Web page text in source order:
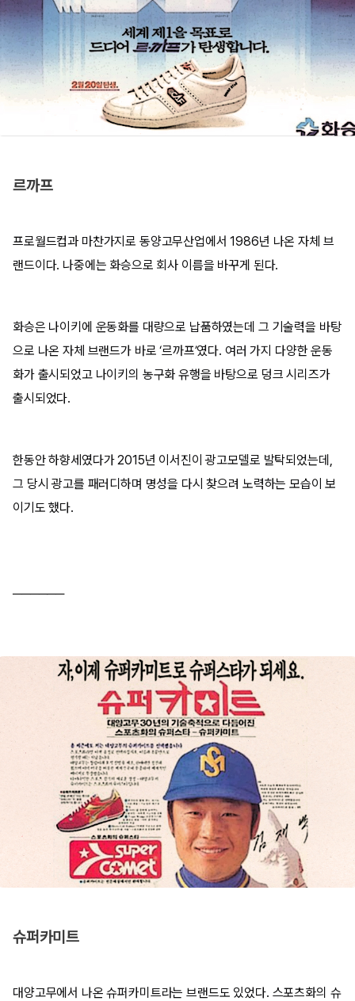
르까프
프로월드컵과 마찬가지로 동양고무산업에서 1986년 나온 자체 브
랜드이다. 나중에는 화승으로 회사 이름을 바꾸게 된다.
화승은 나이키에 운동화를 대량으로 납품하였는데 그 기술력을 바탕
으로 나온 자체 브랜드가 바로 ‘르까프’였다. 여러 가지 다양한 운동
화가 출시되었고 나이키의 농구화 유행을 바탕으로 덩크 시리즈가
출시되었다.
한동안 하향세였다가 2015년 이서진이 광고모델로 발탁되었는데,
그 당시 광고를 패러디하며 명성을 다시 찾으려 노력하는 모습이 보
이기도 했다.
──────
슈퍼카미트
대양고무에서 나온 슈퍼카미트라는 브랜드도 있었다. 스포츠화의 슈